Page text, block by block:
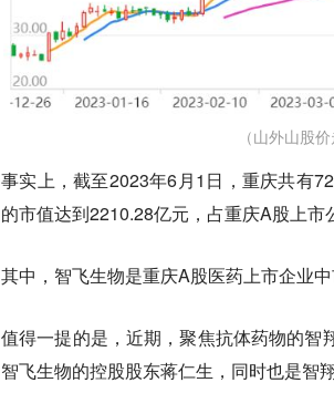
（山外山股
事实上，截至2023年6月1日，重庆共有
的市值达到2210.28亿元，占重庆A股上市
其中，智飞生物是重庆A股医药上市企业
值得一提的是，近期，聚焦抗体药物的
智飞生物的控股股东蒋仁生，同时也是智